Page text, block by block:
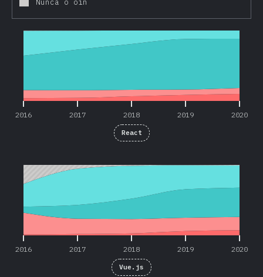
Nunca o oín
2016 2017 2018 2019 2020
2016 2017 2018 2019 2020
React
2016 2017 2018 2019 2020
Vue.js